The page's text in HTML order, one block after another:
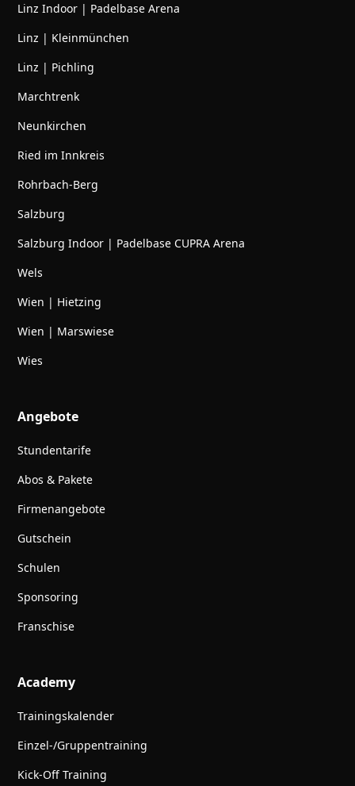
Linz Indoor | Padelbase Arena
Linz | Kleinmünchen
Linz | Pichling
Marchtrenk
Neunkirchen
Ried im Innkreis
Rohrbach-Berg
Salzburg
Salzburg Indoor | Padelbase CUPRA Arena
Wels
Wien | Hietzing
Wien | Marswiese
Wies
Angebote
Stundentarife
Abos & Pakete
Firmenangebote
Gutschein
Schulen
Sponsoring
Franschise
Academy
Trainingskalender
Einzel-/Gruppentraining
Kick-Off Training